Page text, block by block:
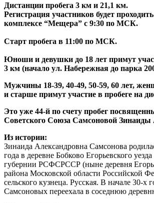
Дистанции пробега 3 км и 21,1 км.
Регистрация участников будет
комплексе “Мещера” с 9:30 по МСК.
Старт пробега в 11:00 по МСК.
Юноши и девушки до 18 лет примут
3 км (начало ул. Набережная до парка
Мужчины 18-39, 40-49, 50-59, 60 лет,
и старше примут участие в пробеге на
Это уже 44-й по счету пробег
Советского Союза Самсоновой Зинаиды
Из истории:
Зинаида Александровна Самсонова
года в деревне Бобково Егорьевского
губернии РСФСРССР (ныне деревня
района Московской области Российской
сельского кузнеца. Русская. В начале 30-х
Самсоновых переехала в соседнюю